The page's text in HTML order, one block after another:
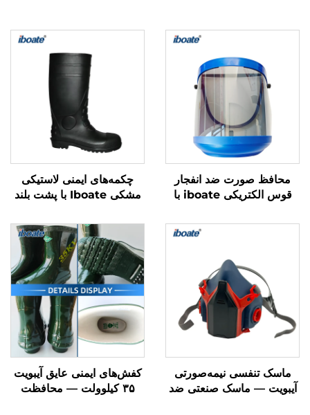
محافظ صورت ضد انفجار
قوس الکتریکی iboate با
مقابله با چند خطر همزمان
چکمه‌های ایمنی لاستیکی
مشکی Iboate با پشت بلند
ضد آب برای پا
ماسک تنفسی نیمه‌صورتی
آیبویت — ماسک صنعتی ضد
کفش‌های ایمنی عایق آیبویت
۳۵ کیلوولت — محافظت